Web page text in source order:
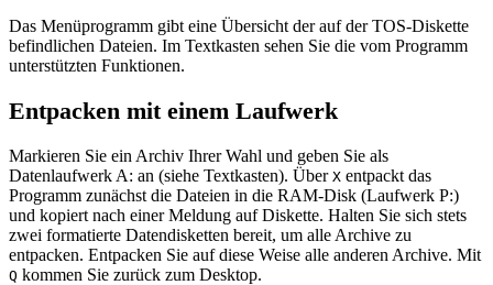
Das Menüprogramm gibt eine Übersicht der auf der TOS-Diskette
befindlichen Dateien. Im Textkasten sehen Sie die vom Programm
unterstützten Funktionen.
Entpacken mit einem Laufwerk
Markieren Sie ein Archiv Ihrer Wahl und geben Sie als
Datenlaufwerk A: an (siehe Textkasten). Über X entpackt das
Programm zunächst die Dateien in die RAM-Disk (Laufwerk P:)
und kopiert nach einer Meldung auf Diskette. Halten Sie sich stets
zwei formatierte Datendisketten bereit, um alle Archive zu
entpacken. Entpacken Sie auf diese Weise alle anderen Archive. Mit
Q kommen Sie zurück zum Desktop.